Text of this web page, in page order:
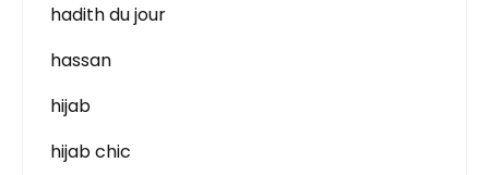
hadith du jour
hassan
hijab
hijab chic